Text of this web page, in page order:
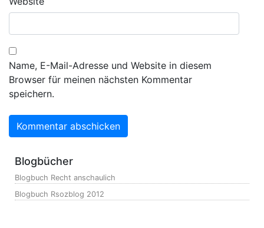
Name, E-Mail-Adresse und Website in diesem
Browser für meinen nächsten Kommentar
speichern.
Blogbücher
Blogbuch Recht anschaulich
Blogbuch Rsozblog 2012